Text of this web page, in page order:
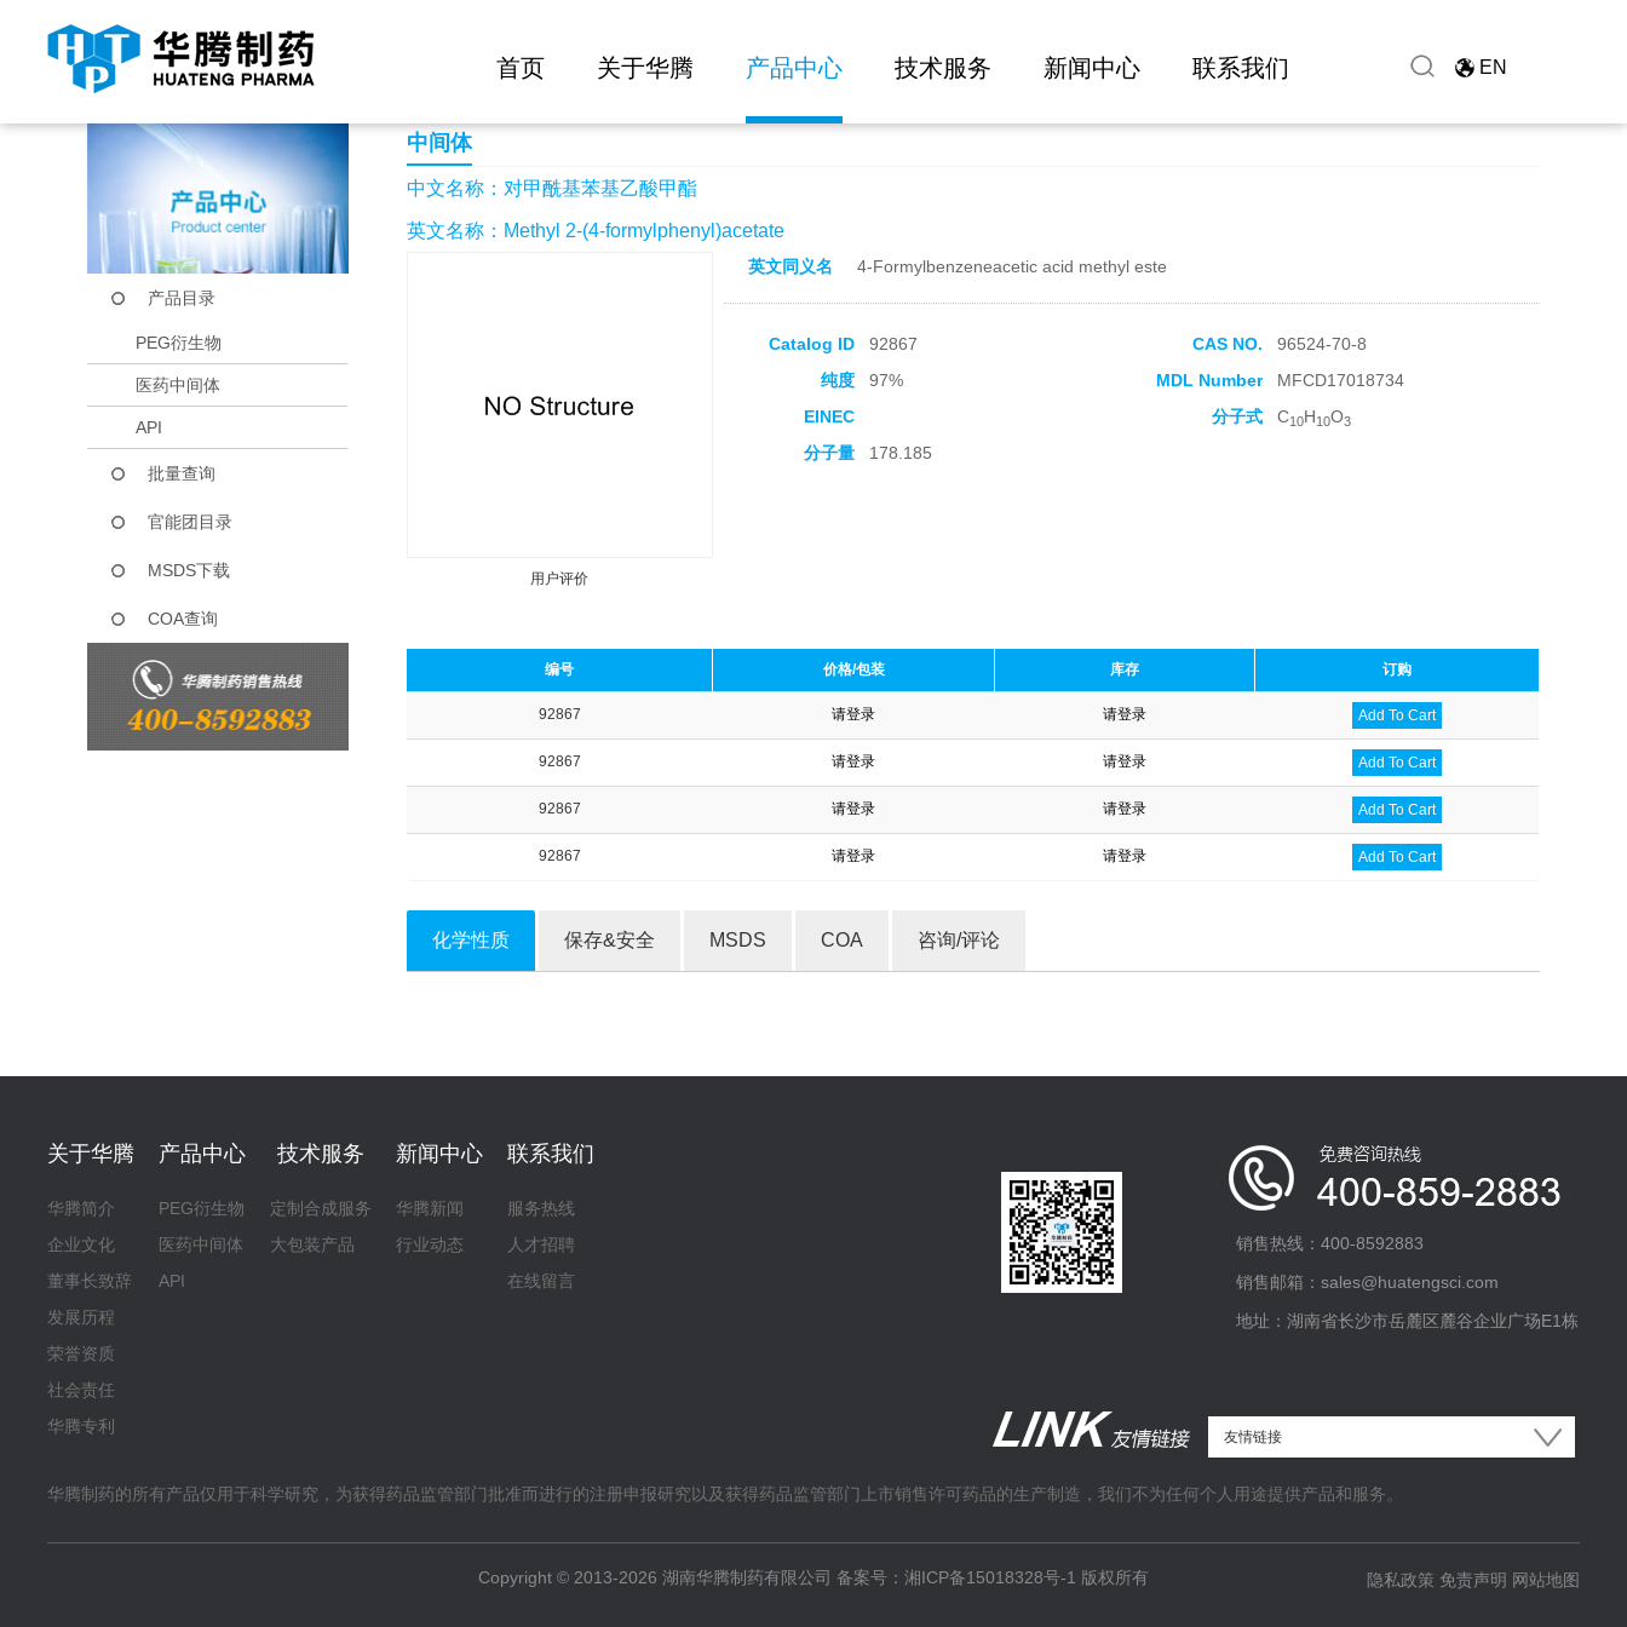
首页 关于华腾 产品中心 技术服务 新闻中心 联系我们 EN
当前位置： 首页 产品中心 对甲酰基苯基乙酸甲酯
产品目录
PEG衍生物
医药中间体
API
批量查询
官能团目录
MSDS下载
COA查询
中间体
中文名称：对甲酰基苯基乙酸甲酯
英文名称：Methyl 2-(4-formylphenyl)acetate
用户评价
收藏产品
英文同义名 4-Formylbenzeneacetic acid methyl este
Catalog ID 92867 CAS NO.
96524-70-8
纯度
97% MDL Number
MFCD17018734
EINEC
分子式 C10H10O3
分子量 178.185
编号 价格/包装 库存 订购
92867 请登录 请登录 Add To Cart
92867 请登录 请登录 Add To Cart
92867 请登录 请登录 Add To Cart
92867 请登录 请登录 Add To Cart
化学性质 保存&安全 MSDS COA 咨询/评论
关于华腾
华腾简介
企业文化
董事长致辞
发展历程
荣誉资质
社会责任
华腾专利
产品中心
PEG衍生物
医药中间体
API
技术服务
定制合成服务
大包装产品
新闻中心
华腾新闻
行业动态
联系我们
服务热线
人才招聘
在线留言
销售热线：400-8592883
销售邮箱：sales@huatengsci.com
地址：湖南省长沙市岳麓区麓谷企业广场E1栋
华腾制药的所有产品仅用于科学研究，为获得药品监管部门批准而进行的注册申报研究以及获得药品监管部门上市销售许可药品的生产制造，我们不为任何个人用途提供产品和服务。
Copyright © 2013-2026 湖南华腾制药有限公司 备案号： 湘ICP备15018328号-1 版权所有 隐私政策 免责声明 网站地图